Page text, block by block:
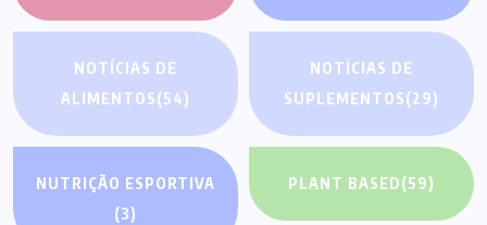
NOTÍCIAS DE
ALIMENTOS(54)
NOTÍCIAS DE
SUPLEMENTOS(29)
NUTRIÇÃO ESPORTIVA
(3)
PLANT BASED(59)